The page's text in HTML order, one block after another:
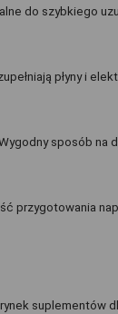
do szybkiego
płyny i
sposób na
przygotowania
suplementów